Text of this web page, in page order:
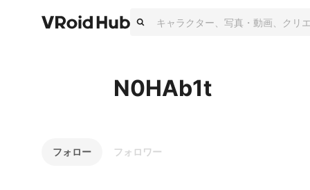
N0HAb1t
フォロー フォロワー